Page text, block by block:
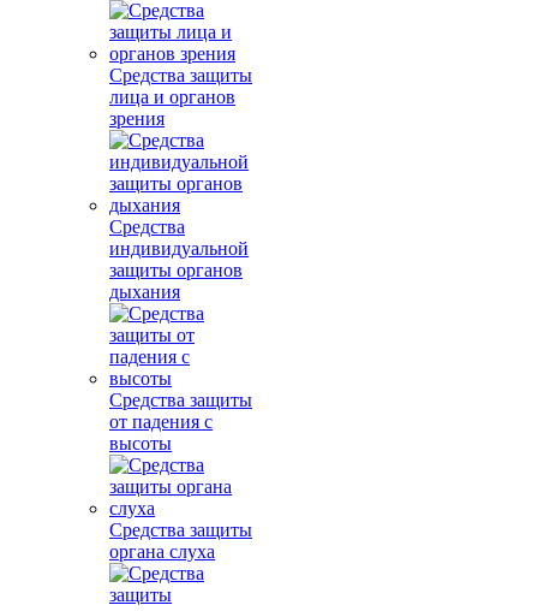
Средства защиты
лица и органов
зрения
Средства
индивидуальной
защиты органов
дыхания
Средства защиты
от падения с
высоты
Средства защиты
органа слуха